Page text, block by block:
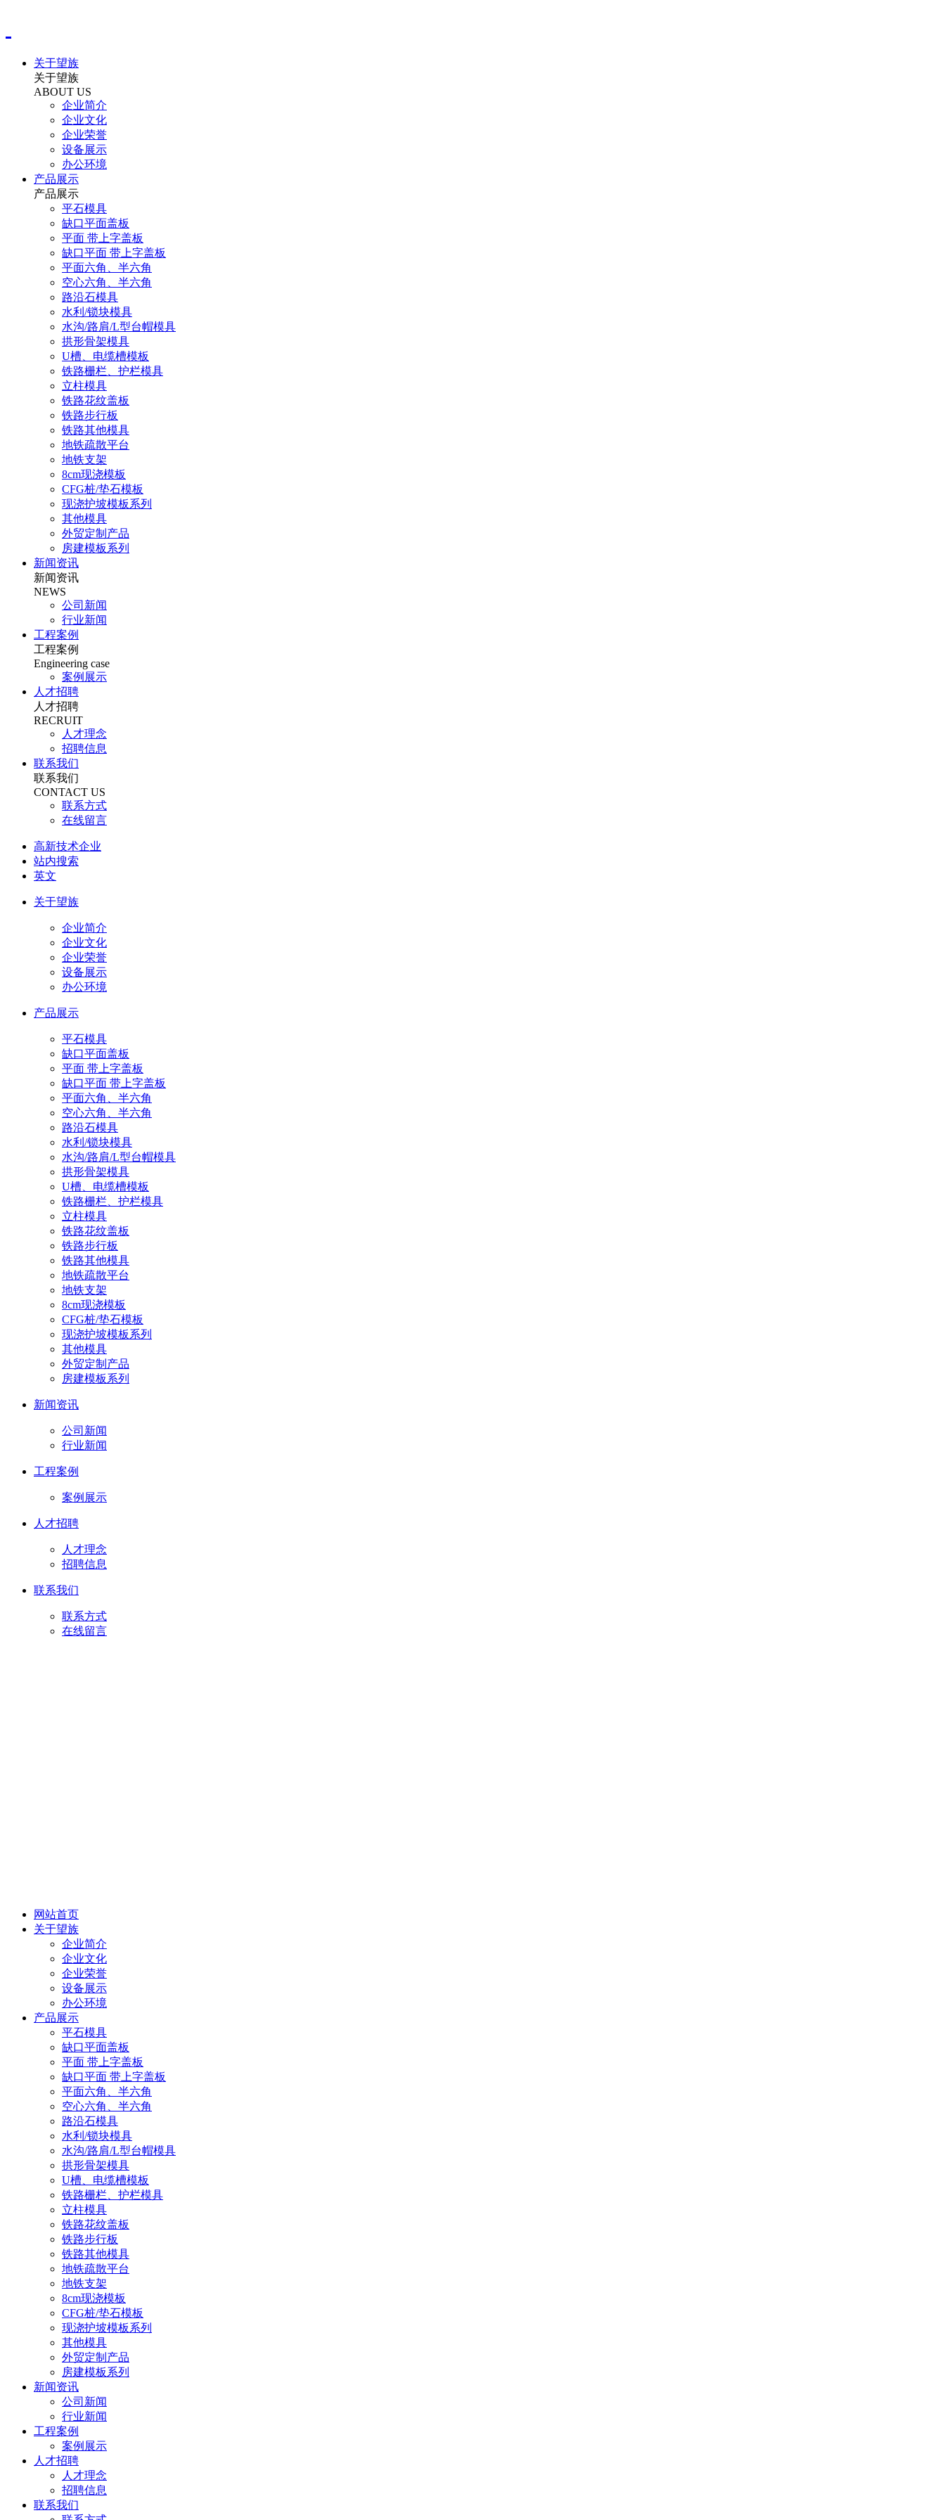
关于望族
关于望族
ABOUT US
企业简介
企业文化
企业荣誉
设备展示
办公环境
产品展示
产品展示
平石模具
缺口平面盖板
平面 带上字盖板
缺口平面 带上字盖板
平面六角、半六角
空心六角、半六角
路沿石模具
水利/锁块模具
水沟/路肩/L型台帽模具
拱形骨架模具
U槽、电缆槽模板
铁路栅栏、护栏模具
立柱模具
铁路花纹盖板
铁路步行板
铁路其他模具
地铁疏散平台
地铁支架
8cm现浇模板
CFG桩/垫石模板
现浇护坡模板系列
其他模具
外贸定制产品
房建模板系列
新闻资讯
新闻资讯
NEWS
公司新闻
行业新闻
工程案例
工程案例
Engineering case
案例展示
人才招聘
人才招聘
RECRUIT
人才理念
招聘信息
联系我们
联系我们
CONTACT US
联系方式
在线留言
高新技术企业
站内搜索
英文
关于望族
企业简介
企业文化
企业荣誉
设备展示
办公环境
产品展示
平石模具
缺口平面盖板
平面 带上字盖板
缺口平面 带上字盖板
平面六角、半六角
空心六角、半六角
路沿石模具
水利/锁块模具
水沟/路肩/L型台帽模具
拱形骨架模具
U槽、电缆槽模板
铁路栅栏、护栏模具
立柱模具
铁路花纹盖板
铁路步行板
铁路其他模具
地铁疏散平台
地铁支架
8cm现浇模板
CFG桩/垫石模板
现浇护坡模板系列
其他模具
外贸定制产品
房建模板系列
新闻资讯
公司新闻
行业新闻
工程案例
案例展示
人才招聘
人才理念
招聘信息
联系我们
联系方式
在线留言
网站首页
关于望族
企业简介
企业文化
企业荣誉
设备展示
办公环境
产品展示
平石模具
缺口平面盖板
平面 带上字盖板
缺口平面 带上字盖板
平面六角、半六角
空心六角、半六角
路沿石模具
水利/锁块模具
水沟/路肩/L型台帽模具
拱形骨架模具
U槽、电缆槽模板
铁路栅栏、护栏模具
立柱模具
铁路花纹盖板
铁路步行板
铁路其他模具
地铁疏散平台
地铁支架
8cm现浇模板
CFG桩/垫石模板
现浇护坡模板系列
其他模具
外贸定制产品
房建模板系列
新闻资讯
公司新闻
行业新闻
工程案例
案例展示
人才招聘
人才理念
招聘信息
联系我们